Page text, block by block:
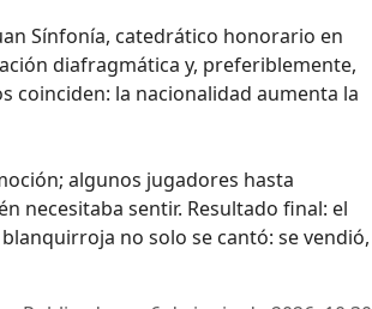
Sínfonía, catedrático honorario en
diafragmática y, preferiblemente,
coinciden: la nacionalidad aumenta la
algunos jugadores hasta
necesitaba sentir. Resultado final: el
no solo se cantó: se vendió,